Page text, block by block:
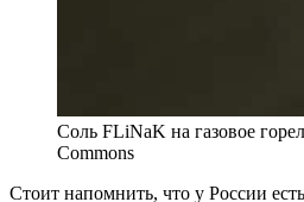
Соль FLiNaK на газовое
Commons
Стоит напомнить, что у России